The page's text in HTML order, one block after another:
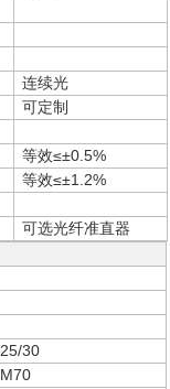
连续光
可定制
等效≤±0.5%
等效≤±1.2%
可选光纤准直器
25/30
M70